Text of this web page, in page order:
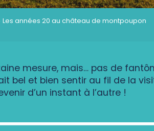
Les années 20 au château de montpoupon
mesure, mais… pas de
bel et bien sentir au fil de la
d’un instant à l’autre !